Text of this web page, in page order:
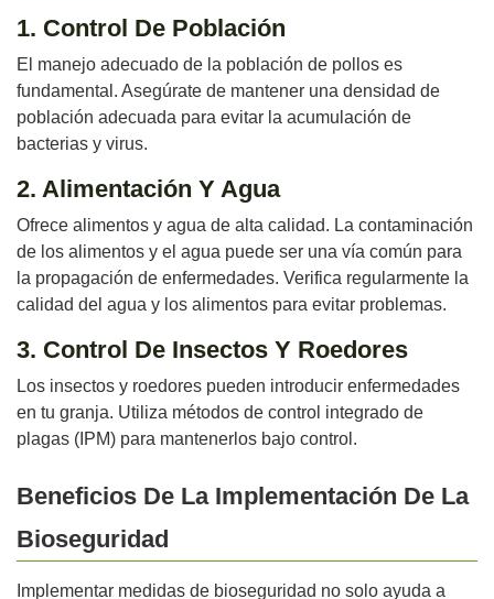
1. Control De Población
El manejo adecuado de la población de pollos es
fundamental. Asegúrate de mantener una densidad de
población adecuada para evitar la acumulación de
bacterias y virus.
2. Alimentación Y Agua
Ofrece alimentos y agua de alta calidad. La contaminación
de los alimentos y el agua puede ser una vía común para
la propagación de enfermedades. Verifica regularmente la
calidad del agua y los alimentos para evitar problemas.
3. Control De Insectos Y Roedores
Los insectos y roedores pueden introducir enfermedades
en tu granja. Utiliza métodos de control integrado de
plagas (IPM) para mantenerlos bajo control.
Beneficios De La Implementación De La
Bioseguridad
Implementar medidas de bioseguridad no solo ayuda a